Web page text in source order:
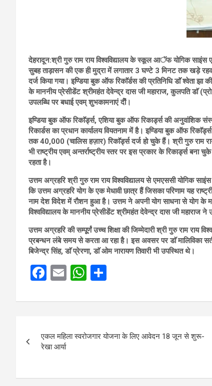
देहरादून:श्री गुरु राम राय विश्वविद्यालय के स्कूल आॅफ योगिक साइंस
सुबह ताड़ासन की एक ही मुद्रा में लगातार 3 घण्टे 3 मिनट तक खड़े
दर्ज किया गया। इण्डिया बुक ऑफ रिकाॅर्डस की प्रतिनिधि डाॅॅ श्वेता झा की
के माननीय प्रेसीडेंट श्रीमहंत देवेन्द्र दास जी महाराज, कुलपति डाॅ
उपलब्धि पर बधाई एवम् शुभकामनाएं दीें।
इण्डिया बुक ऑफ रिकाॅर्ड्स, एशिया बुक ऑफ रिकार्ड्स की
रिकार्डस का प्रधान कार्यालय वियतनाम में है। इण्डिया बुक ऑफ
तक 40,000 (चालिस हज़ार) रिकाॅर्ड्स दर्ज हो चुके हैं। श्री गुरु राम
भी राष्ट्रीय एवम् अन्तर्राष्ट्रीय स्तर पर इस प्रकार के रिकार्ड्स बना
रहता है।
उत्तम अग्रहरि श्री गुरु राम राय विश्वविद्यालय से एमएससी योगिक
कि उत्तम अग्रहरि योग के एक मेधावी छात्र हैं जिसका परिणाम यह
नाम देश विदेश में रौशन हुआ है। उत्तम ने अपनी योग साधना से योग के
विश्वविद्यालय के माननीय प्रेसीडेंट श्रीमहंत देवेन्द्र दास जी महाराज ने
उत्तम अग्रहरि की सम्पूूर्णं उच्च शिक्षा की जिम्मेदारी श्री गुरु राम राय
प्रबन्धन लंबे समय से करता आ रहा है। इस अवसर पर डाॅ मालिविका
बिजेन्द्र सिंह, डाॅ प्रेरणा, डाॅ ओम नारायण तिवारी भी उपस्थित थे।
F
ce
o
o
E
ail
W
at
A
ar
navigation
एकल महिला स्वरोजगार योजना के लिए आवेदन 18 जून से शुरू-
रेखा आर्या